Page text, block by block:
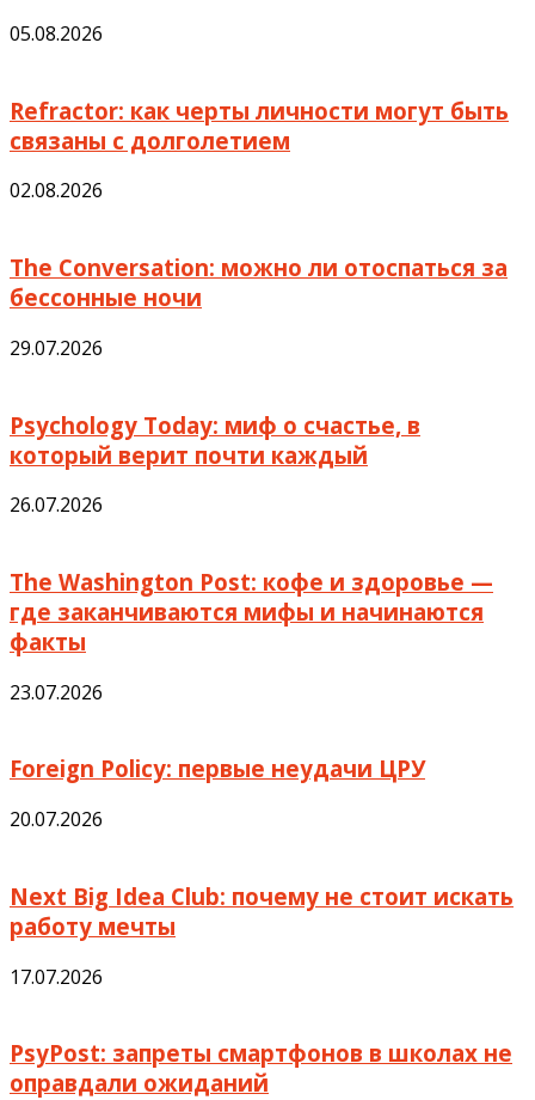
05.08.2026
Refractor: как черты личности могут быть
связаны с долголетием
02.08.2026
The Conversation: можно ли отоспаться за
бессонные ночи
29.07.2026
Psychology Today: миф о счастье, в
который верит почти каждый
26.07.2026
The Washington Post: кофе и здоровье —
где заканчиваются мифы и начинаются
факты
23.07.2026
Foreign Policy: первые неудачи ЦРУ
20.07.2026
Next Big Idea Club: почему не стоит искать
работу мечты
17.07.2026
PsyPost: запреты смартфонов в школах не
оправдали ожиданий